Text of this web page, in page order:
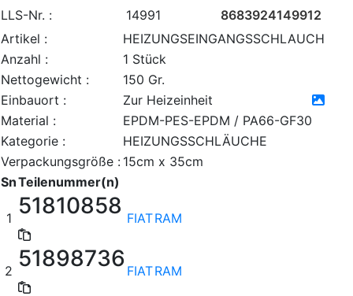
LLS-Nr. :
14991
8683924149912
Artikel :
HEIZUNGSEINGANGSSCHLAUCH
Anzahl :
1 Stück
Nettogewicht :
150 Gr.
Einbauort :
Zur Heizeinheit
Material :
EPDM-PES-EPDM / PA66-GF30
Kategorie :
HEIZUNGSSCHLÄUCHE
Verpackungsgröße : 15cm x 35cm
SnTeilenummer(n)
1 51810858 FIATRAM
2 51898736 FIATRAM